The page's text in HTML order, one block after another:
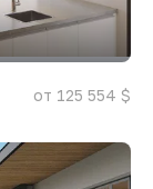
от 125 554 $